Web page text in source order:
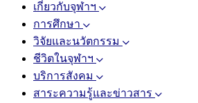
เกี่ยวกับจุฬาฯ
การศึกษา
วิจัยและนวัตกรรม
ชีวิตในจุฬาฯ
บริการสังคม
สาระความรู้และข่าวสาร